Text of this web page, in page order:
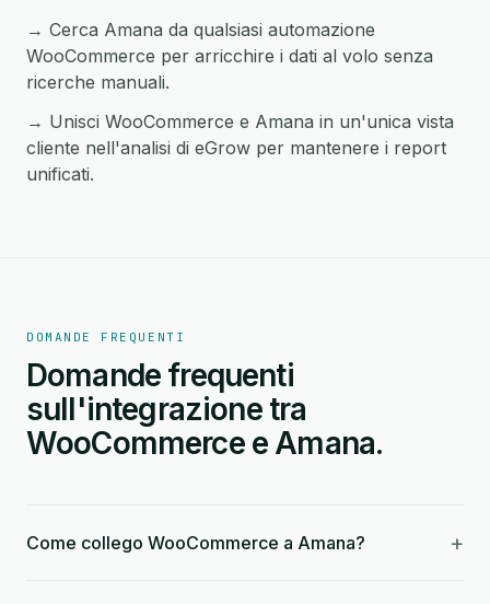
→ Cerca Amana da qualsiasi automazione
WooCommerce per arricchire i dati al volo senza
ricerche manuali.
→ Unisci WooCommerce e Amana in un'unica vista
cliente nell'analisi di eGrow per mantenere i report
unificati.
DOMANDE FREQUENTI
Domande frequenti
sull'integrazione tra
WooCommerce e Amana.
Come collego WooCommerce a Amana? +